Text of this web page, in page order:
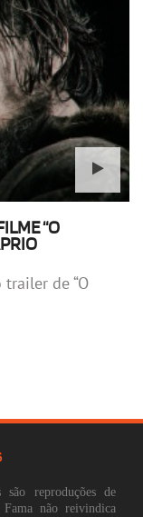
“O
de “O
são reproduções de
não reivindica